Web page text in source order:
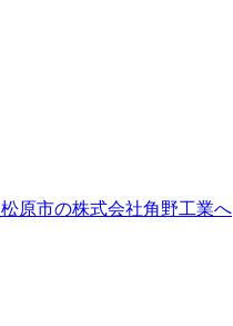
原市の株式会社角野工業へ